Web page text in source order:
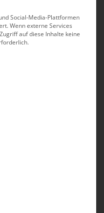
Social-Media-Plattformen
Wenn externe Services
auf diese Inhalte keine